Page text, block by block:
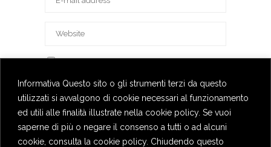
Informativa Questo sito o gli strumenti terzi da questo
utilizzati si avvalgono di cookie necessari al funzionamento
ed utili alle finalità illustrate nella cookie policy. Se vuoi
saperne di più o negare il consenso a tutti o ad alcuni
cookie, consulta la cookie policy. Chiudendo questo